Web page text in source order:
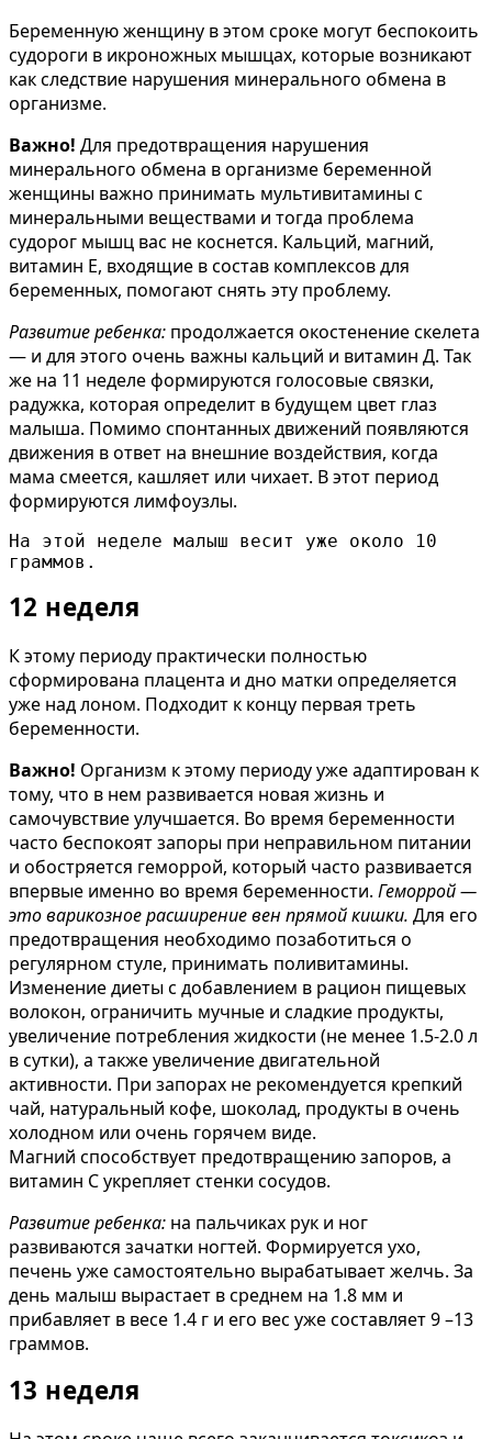
Беременную женщину в этом сроке могут беспокоить
судороги в икроножных мышцах, которые возникают
как следствие нарушения минерального обмена в
организме.
Важно! Для предотвращения нарушения
минерального обмена в организме беременной
женщины важно принимать мультивитамины с
минеральными веществами и тогда проблема
судорог мышц вас не коснется. Кальций, магний,
витамин Е, входящие в состав комплексов для
беременных, помогают снять эту проблему.
Развитие ребенка: продолжается окостенение скелета
— и для этого очень важны кальций и витамин Д. Так
же на 11 неделе формируются голосовые связки,
радужка, которая определит в будущем цвет глаз
малыша. Помимо спонтанных движений появляются
движения в ответ на внешние воздействия, когда
мама смеется, кашляет или чихает. В этот период
формируются лимфоузлы.
На этой неделе малыш весит уже около 10
граммов.
12 неделя
К этому периоду практически полностью
сформирована плацента и дно матки определяется
уже над лоном. Подходит к концу первая треть
беременности.
Важно! Организм к этому периоду уже адаптирован к
тому, что в нем развивается новая жизнь и
самочувствие улучшается. Во время беременности
часто беспокоят запоры при неправильном питании
и обостряется геморрой, который часто развивается
впервые именно во время беременности. Геморрой —
это варикозное расширение вен прямой кишки. Для его
предотвращения необходимо позаботиться о
регулярном стуле, принимать поливитамины.
Изменение диеты с добавлением в рацион пищевых
волокон, ограничить мучные и сладкие продукты,
увеличение потребления жидкости (не менее 1.5-2.0 л
в сутки), а также увеличение двигательной
активности. При запорах не рекомендуется крепкий
чай, натуральный кофе, шоколад, продукты в очень
холодном или очень горячем виде.
Магний способствует предотвращению запоров, а
витамин С укрепляет стенки сосудов.
Развитие ребенка: на пальчиках рук и ног
развиваются зачатки ногтей. Формируется ухо,
печень уже самостоятельно вырабатывает желчь. За
день малыш вырастает в среднем на 1.8 мм и
прибавляет в весе 1.4 г и его вес уже составляет 9 –13
граммов.
13 неделя